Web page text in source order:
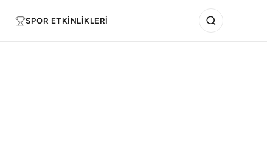
SPOR ETKİNLİKLERİ